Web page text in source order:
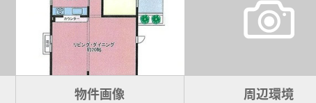
物件画像 周辺環境